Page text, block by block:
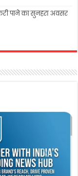
पाने का सुनहरा अवसर